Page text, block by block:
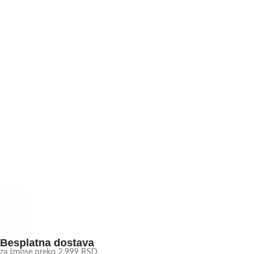
Besplatna dostava
za iznose preko 2.999 RSD